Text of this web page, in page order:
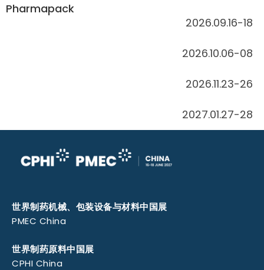
Pharmapack
2026.09.16-18
2026.10.06-08
2026.11.23-26
2027.01.27-28
世界制药机械、包装设备与材料中国展
PMEC China
世界制药原料中国展
CPHI China